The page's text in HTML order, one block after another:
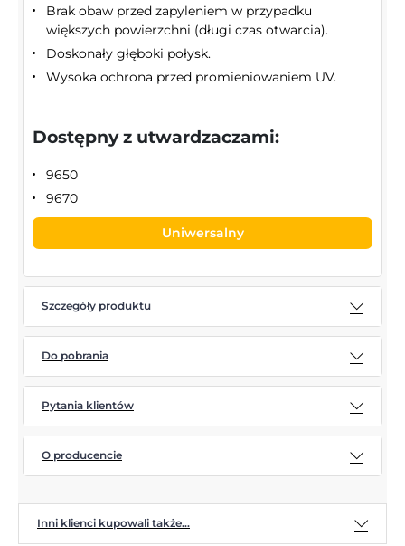
Brak obaw przed zapyleniem w przypadku
większych powierzchni (długi czas otwarcia).
Doskonały głęboki połysk.
Wysoka ochrona przed promieniowaniem UV.
Dostępny z utwardzaczami:
9650
9670
Uniwersalny
Szczegóły produktu
Do pobrania
Pytania klientów
O producencie
Inni klienci kupowali także...